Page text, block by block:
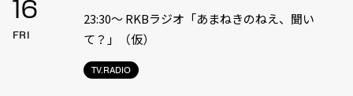
16
FRI
TV.RADIO
23:30〜 RKBラジオ「あまねきのねえ、聞い
て？」（仮）